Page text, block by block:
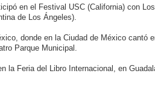
en el Festival USC (California) con
de Los Ángeles).
donde en la Ciudad de México cantó
Parque Municipal.
la Feria del Libro Internacional, en